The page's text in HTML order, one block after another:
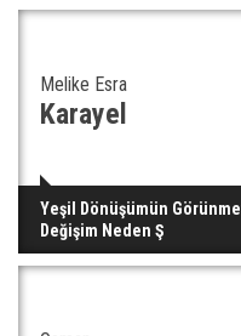
Melike Esra
Karayel
Yeşil Dönüşümün
Değişim Neden Ş